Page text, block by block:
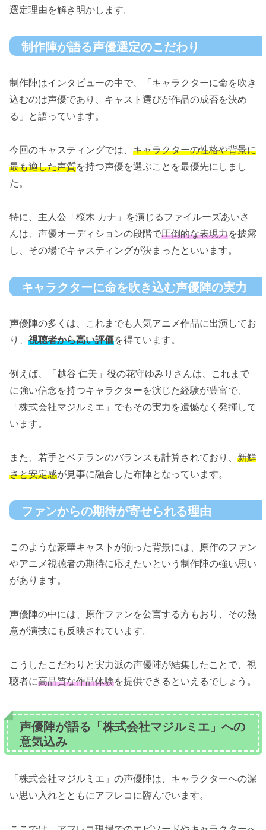
選定理由を解き明かします。
制作陣が語る声優選定のこだわり
制作陣はインタビューの中で、「キャラクターに命を吹き
込むのは声優であり、キャスト選びが作品の成否を決め
る」と語っています。
今回のキャスティングでは、 キャラクターの性格や背景に
最も適した声質を持つ声優を選ぶことを最優先にしまし
た。
特に、主人公「桜木 カナ」を演じるファイルーズあいさ
んは、声優オーディションの段階で圧倒的な表現力を披露
し、その場でキャスティングが決まったといいます。
キャラクターに命を吹き込む声優陣の実力
声優陣の多くは、これまでも人気アニメ作品に出演してお
り、 視聴者から高い評価を得ています。
例えば、「越谷 仁美」役の花守ゆみりさんは、これまで
に強い信念を持つキャラクターを演じた経験が豊富で、
「株式会社マジルミエ」でもその実力を遺憾なく発揮して
います。
また、若手とベテランのバランスも計算されており、 新鮮
さと安定感が見事に融合した布陣となっています。
ファンからの期待が寄せられる理由
このような豪華キャストが揃った背景には、原作のファン
やアニメ視聴者の期待に応えたいという制作陣の強い思い
があります。
声優陣の中には、原作ファンを公言する方もおり、その熱
意が演技にも反映されています。
こうしたこだわりと実力派の声優陣が結集したことで、視
聴者に高品質な作品体験を提供できるといえるでしょう。
声優陣が語る「株式会社マジルミエ」への
意気込み
「株式会社マジルミエ」の声優陣は、キャラクターへの深
い思い入れとともにアフレコに臨んでいます。